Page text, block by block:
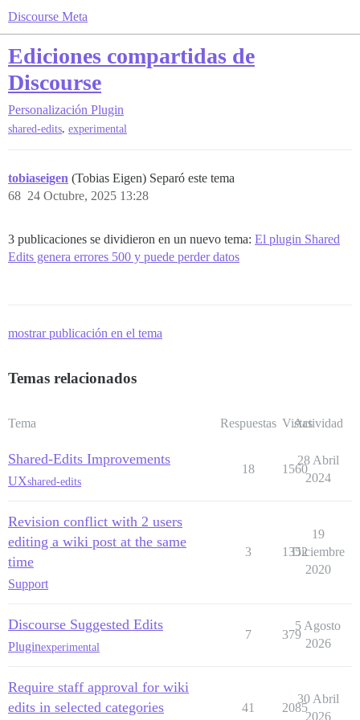
Discourse Meta
Ediciones compartidas de
Discourse
Personalización Plugin
shared-edits, experimental
tobiaseigen (Tobias Eigen) Separó este tema
24 Octubre, 2025 13:28
68
3 publicaciones se dividieron en un nuevo tema: El plugin Shared
Edits genera errores 500 y puede perder datos
mostrar publicación en el tema
Temas relacionados
Tema Respuestas Vistas
Actividad
Shared-Edits Improvements
UXshared-edits
18 1560
28 Abril
2024
Revision conflict with 2 users
editing a wiki post at the same
time
Support
3 1352
19
Diciembre
2020
Discourse Suggested Edits
Pluginexperimental
7 379
5 Agosto
2026
Require staff approval for wiki
edits in selected categories
41 2085
30 Abril
2026